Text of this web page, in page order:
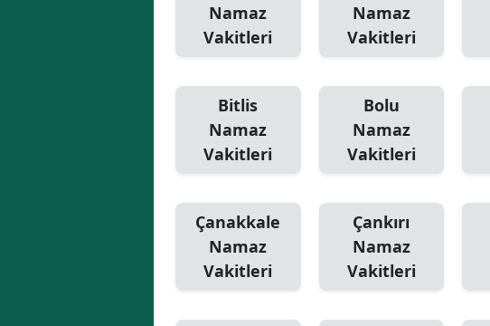
Namaz
Vakitleri
Namaz
Vakitleri
Bitlis
Namaz
Vakitleri
Bolu
Namaz
Vakitleri
Çanakkale
Namaz
Vakitleri
Çankırı
Namaz
Vakitleri